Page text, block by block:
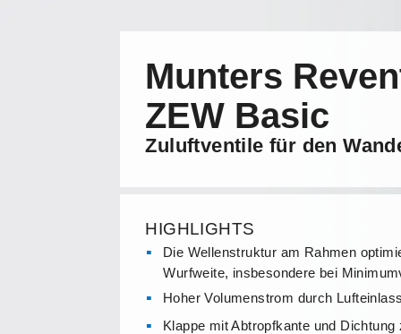
Munters
ZEW Basic
Zuluftventile für den
HIGHLIGHTS
Die Wellenstruktur am Rahmen
Wurfweite, insbesondere bei
Hoher Volumenstrom durch
Klappe mit Abtropfkante und